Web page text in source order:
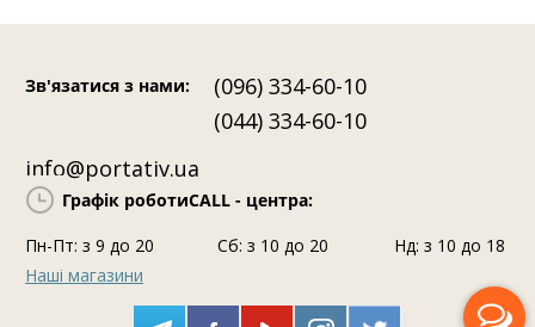
Зв'язатися з нами:
(096) 334-60-10
(044) 334-60-10
info@portativ.ua
Графік роботиCALL - центра:
Пн-Пт: з 9 до 20
Сб: з 10 до 20
Нд: з 10 до 18
Наші магазини